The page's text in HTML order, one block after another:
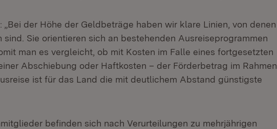
„Bei der Höhe der Geldbeträge haben wir klare Linien, von denen
Sie orientieren sich an bestehenden Ausreiseprogrammen
man es vergleicht, ob mit Kosten im Falle eines fortgesetzten
Abschiebung oder Haftkosten – der Förderbetrag im Rahmen
ist für das Land die mit deutlichem Abstand günstigste
befinden sich nach Verurteilungen zu mehrjährigen